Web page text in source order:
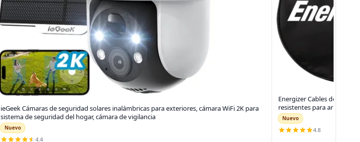
ieGeek Cámaras de seguridad solares inalámbricas para exteriores, cámara WiFi 2K para
sistema de seguridad del hogar, cámara de vigilancia
Nuevo
4.4
Energizer Cables de
resistentes para arrancar
Nuevo
4.8